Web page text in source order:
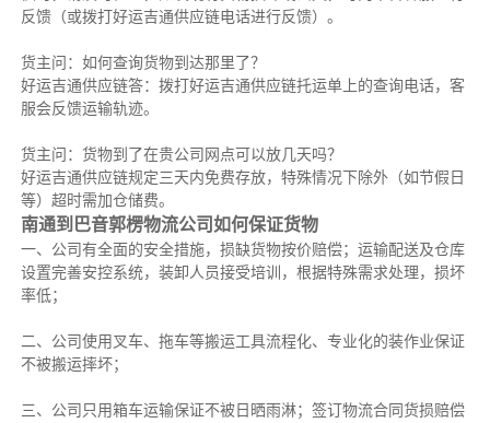
反馈（或拨打好运吉通供应链电话进行反馈）。
货主问：如何查询货物到达那里了？
好运吉通供应链答：拨打好运吉通供应链托运单上的查询电话，客
服会反馈运输轨迹。
货主问：货物到了在贵公司网点可以放几天吗？
好运吉通供应链规定三天内免费存放，特殊情况下除外（如节假日
等）超时需加仓储费。
南通到巴音郭楞物流公司如何保证货物
一、公司有全面的安全措施，损缺货物按价赔偿；运输配送及仓库
设置完善安控系统，装卸人员接受培训，根据特殊需求处理，损坏
率低；
二、公司使用叉车、拖车等搬运工具流程化、专业化的装作业保证
不被搬运摔坏；
三、公司只用箱车运输保证不被日晒雨淋；签订物流合同货损赔偿